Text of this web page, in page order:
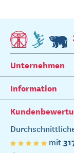
Unternehmen
Information
mit